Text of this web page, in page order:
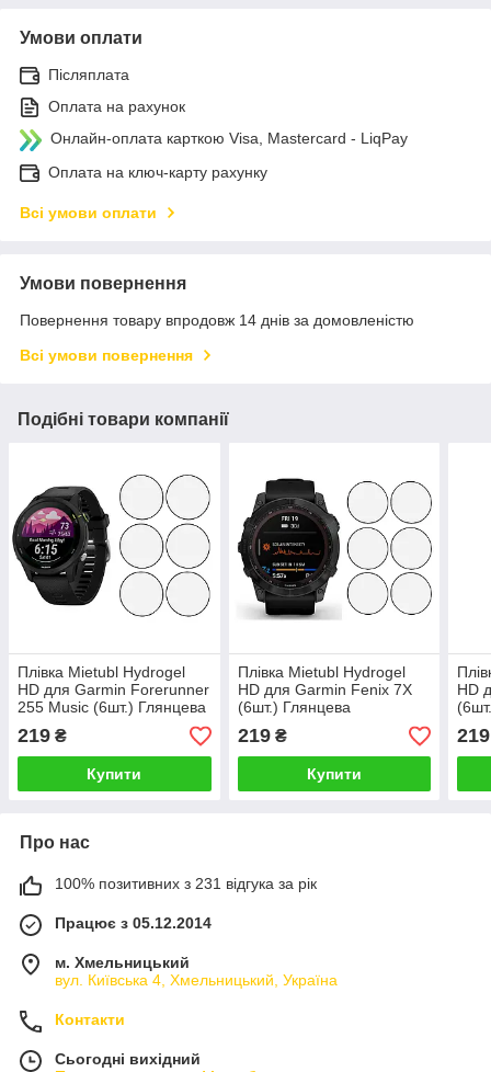
Умови оплати
Післяплата
Оплата на рахунок
Онлайн-оплата карткою Visa, Mastercard - LiqPay
Оплата на ключ-карту рахунку
Всі умови оплати
Умови повернення
Повернення товару впродовж 14 днів за домовленістю
Всі умови повернення
Подібні товари компанії
Плівка Mietubl Hydrogel
HD для Garmin Forerunner
255 Music (6шт.) Глянцева
219 ₴
Купити
Плівка Mietubl Hydrogel
HD для Garmin Fenix 7X
(6шт.) Глянцева
219₴
Купити
HD
219
Про нас
100% позитивних з 231 відгука за рік
Працює з 05.12.2014
м. Хмельницький
вул. Київська 4, Хмельницький, Україна
Контакти
Сьогодні вихідний